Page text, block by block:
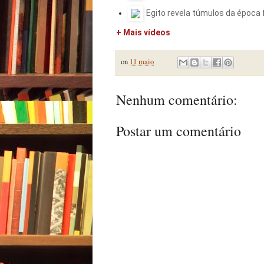
Egito revela túmulos da época
+ Mais vídeos
on 11 maio
Nenhum comentário:
Postar um comentário